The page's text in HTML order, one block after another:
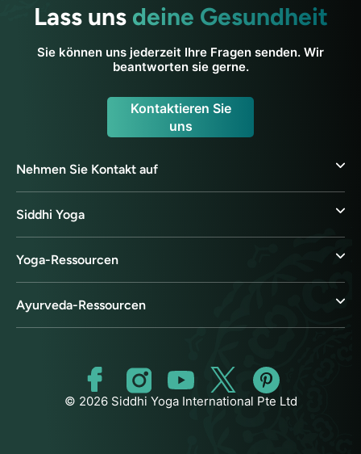
Lass uns deine Gesundheit
Sie können uns jederzeit Ihre Fragen senden. Wir
beantworten sie gerne.
Kontaktieren Sie
uns
Nehmen Sie Kontakt auf
Siddhi Yoga
Yoga-Ressourcen
Ayurveda-Ressourcen
© 2026 Siddhi Yoga International Pte Ltd